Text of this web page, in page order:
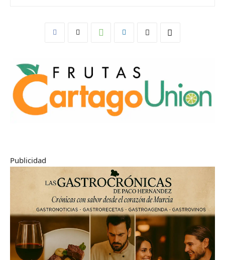
Publicidad